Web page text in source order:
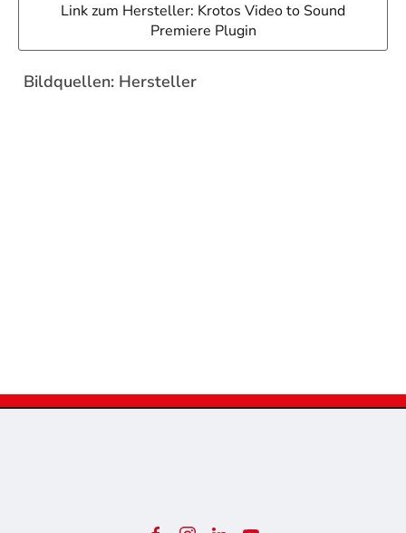
Link zum Hersteller: Krotos Video to Sound
Premiere Plugin
Bildquellen: Hersteller